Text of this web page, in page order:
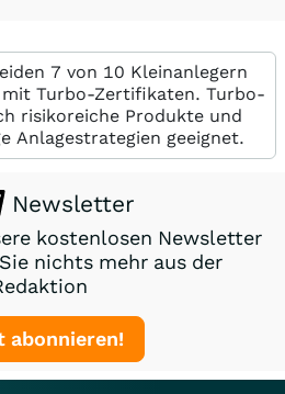
7 von 10 Kleinanlegern
Turbo-Zertifikaten. Turbo-
risikoreiche Produkte und
Anlagestrategien geeignet.
Newsletter
kostenlosen Newsletter
nichts mehr aus der
abonnieren!